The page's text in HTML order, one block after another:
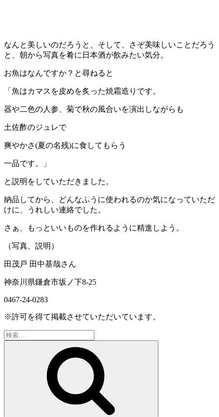
なんと美しいのだろうと、そして、さぞ美味しいことだろう
と、朝から写真を肴に日本酒が飲みたい気分。
お魚はなんですか？と尋ねると
「魚はカマスを皮めを炙った焼霜造りです。
器や二色の人参、菊で秋の風合いを演出しながらも
土佐酢のジュレで
爽やかさ(夏の名残)に食してもらう
一品です。」
と説明をしていただきました。
納品してから、どんなふうに使われるのか気になっていただ
けに、うれしい連絡でした。
さぁ、もっといいものを作れるように精進しよう。
（写真、説明）
田茂戸 田中基哉さん
神奈川県鎌倉市坂ノ下8-25
0467-24-0283
※許可を得て掲載させていただいています。
検
索: